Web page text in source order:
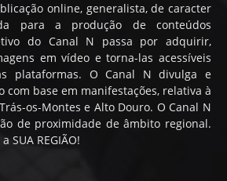
online, generalista, de caracter
para a produção de conteúdos
do Canal N passa por adquirir,
em vídeo e torna-las acessíveis
plataformas. O Canal N divulga e
base em manifestações, relativa à
os-Montes e Alto Douro. O Canal N
de proximidade de âmbito regional.
SUA REGIÃO!